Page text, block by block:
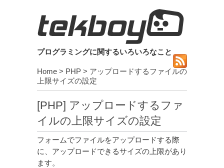
プログラミングに関するいろいろなこと
Home > PHP > アップロードするファイルの
上限サイズの設定
[PHP] アップロードするファ
イルの上限サイズの設定
フォームでファイルをアップロードする際
に、アップロードできるサイズの上限があり
ます。